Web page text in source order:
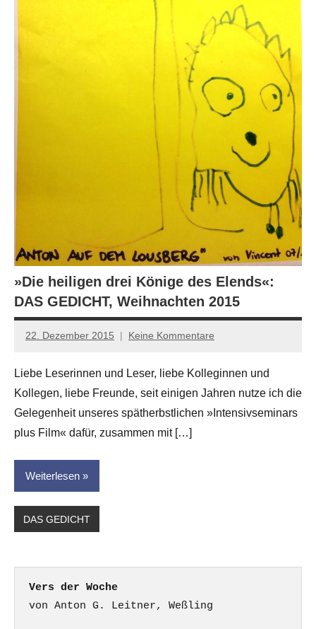
»Die heiligen drei Könige des Elends«:
DAS GEDICHT, Weihnachten 2015
22. Dezember 2015
Anton
Leitner
Keine Kommentare
Liebe Leserinnen und Leser, liebe Kolleginnen und
Kollegen, liebe Freunde, seit einigen Jahren nutze ich die
Gelegenheit unseres spätherbstlichen »Intensivseminars
plus Film« dafür, zusammen mit […]
Weiterlesen
DAS GEDICHT
Vers der Woche